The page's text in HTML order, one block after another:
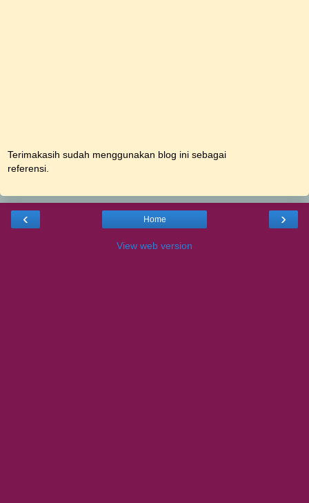
Terimakasih sudah menggunakan blog ini sebagai
referensi.
‹ ›
Home
View web version